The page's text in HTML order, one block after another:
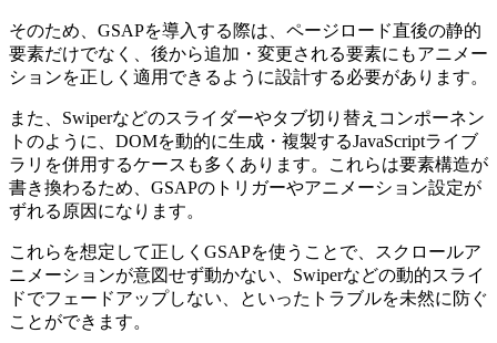
そのため、GSAPを導入する際は、ページロード直後の静的
要素だけでなく、後から追加・変更される要素にもアニメー
ションを正しく適用できるように設計する必要があります。
また、Swiperなどのスライダーやタブ切り替えコンポーネン
トのように、DOMを動的に生成・複製するJavaScriptライブ
ラリを併用するケースも多くあります。これらは要素構造が
書き換わるため、GSAPのトリガーやアニメーション設定が
ずれる原因になります。
これらを想定して正しくGSAPを使うことで、スクロールア
ニメーションが意図せず動かない、Swiperなどの動的スライ
ドでフェードアップしない、といったトラブルを未然に防ぐ
ことができます。